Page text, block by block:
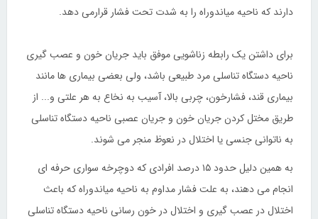
دارند که ناحیه میاندوراه را به شدت تحت فشار قرارمی دهد.
برای داشتن یک رابطه زناشویی موفق باید جریان خون و عصب گیری
ناحیه دستگاه تناسلی مرد طبیعی باشد، ولی بعضی بیماری ها مانند
بیماری قند، فشارخون، چربی بالا، آسیب به نخاع به هر علتی و... از
طریق مختل کردن جریان خون و جریان عصبی ناحیه دستگاه تناسلی
به ناتوانی جنسی یا اختلال در نعوظ منجر می شوند.
به همین دلیل حدود ۱۵ درصد افرادی که دوچرخه سواری حرفه ای
انجام می دهند، به علت فشار مداوم به ناحیه میاندوراه که باعث
اختلال در عصب گیری و اختلال در خون رسانی ناحیه دستگاه تناسلی